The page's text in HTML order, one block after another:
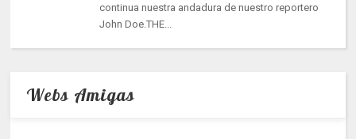
continua nuestra andadura de nuestro reportero
John Doe.THE...
Webs Amigas